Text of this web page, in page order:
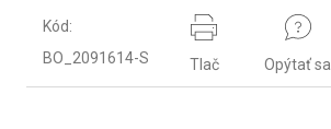
Kód:
BO_2091614-S
Tlač Opýtať sa